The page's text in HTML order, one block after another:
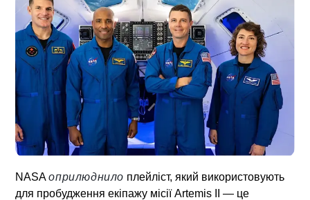
NASAоприлюднило плейліст, який використовують
для пробудження екіпажу місії Artemis II — це